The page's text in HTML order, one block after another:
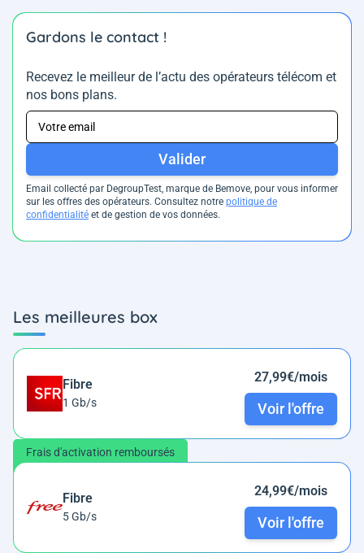
Gardons le contact !
Recevez le meilleur de l’actu des opérateurs télécom et
nos bons plans.
Valider
Email collecté par DegroupTest, marque de Bemove, pour vous informer
sur les offres des opérateurs. Consultez notre politique de
confidentialité et de gestion de vos données.
Les meilleures box
Fibre
1 Gb/s
27,99€/mois
Voir l'offre
Frais d'activation remboursés
Fibre
5 Gb/s
24,99€/mois
Voir l'offre